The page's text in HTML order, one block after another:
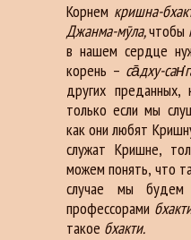
Корнем кришна-
Джанма-мӯла,чтобы
в нашем сердце
корень – са̄дху-
других
только если мы
как они любят
служат Кришне,
можем понять, что
случае мы будем
профессорами
такое бхакти.